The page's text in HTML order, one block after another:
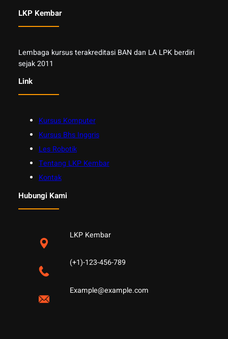
LKP Kembar
Lembaga kursus terakreditasi BAN dan LA LPK berdiri
sejak 2011
Link
Kursus Komputer
Kursus Bhs Inggris
Les Robotik
Tentang LKP Kembar
Kontak
Hubungi Kami
LKP Kembar
(+1)-123-456-789
Example@example.com